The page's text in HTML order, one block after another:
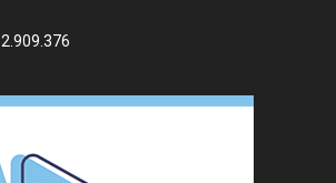
2.909.376